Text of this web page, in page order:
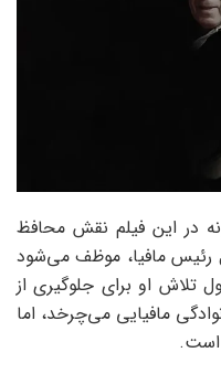
در این فیلم نقش محافظ
رئیس مافیا، موظف می‌شود
تلاش او برای جلوگیری از
مافیایی می‌چرخد، اما
است.